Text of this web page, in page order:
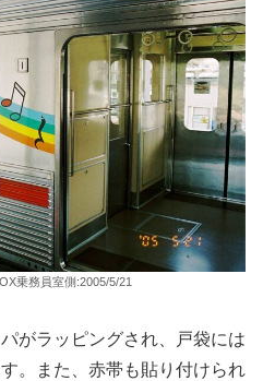
乗務員室側:2005/5/21
がラッピングされ、戸袋には
。また、赤帯も貼り付けられ